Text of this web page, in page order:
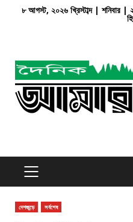
৮ আগস্ট, ২০২৬ খ্রিস্টাব্দ | শনিবার |
PRIMARY
MENU
দেশজুড়ে সর্বশেষ